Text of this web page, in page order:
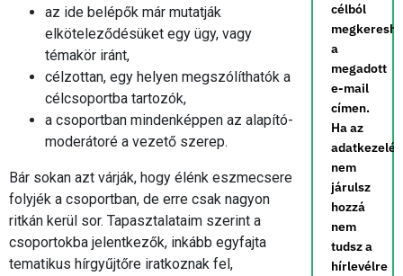
az ide belépők már mutatják
elköteleződésüket egy ügy, vagy
témakör iránt,
célzottan, egy helyen megszólíthatók a
célcsoportba tartozók,
a csoportban mindenképpen az alapító-
moderátoré a vezető szerep.
Bár sokan azt várják, hogy élénk eszmecsere
folyjék a csoportban, de erre csak nagyon
ritkán kerül sor. Tapasztalataim szerint a
csoportokba jelentkezők, inkább egyfajta
tematikus hírgyűjtőre iratkoznak fel,
célból
a
megadott
e-mail
címen.
Ha az
nem
járulsz
hozzá
nem
tudsz a
hírlevélre